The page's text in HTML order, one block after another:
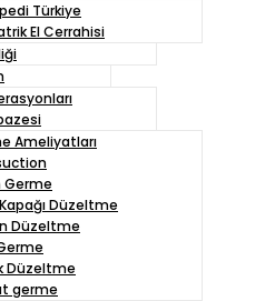
Türkiye
El Cerrahisi
Ameliyatları
Germe
Düzeltme
Düzeltme
Düzeltme
germe